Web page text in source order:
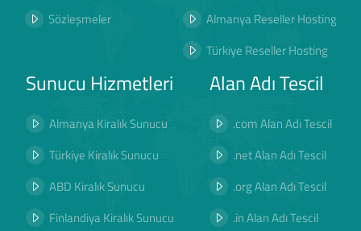
Sözleşmeler
Almanya Reseller Hosting
Türkiye Reseller Hosting
Sunucu Hizmetleri
Almanya Kiralık Sunucu
Türkiye Kiralık Sunucu
ABD Kiralık Sunucu
Finlandiya Kiralık Sunucu
Alan Adı Tescil
.com Alan Adı Tescil
.net Alan Adı Tescil
.org Alan Adı Tescil
.in Alan Adı Tescil